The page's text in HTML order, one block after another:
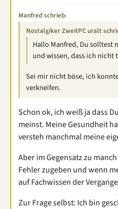
Manfred schrieb:
Nostalgiker ZweitPC uralt
Hallo Manfred, Du solltest
und wissen, dass ich nicht
Sei mir nicht böse, ich
verkneifen.
Schon ok, ich weiß ja dass
meinst. Meine Gesundheit
versteh manchmal meine
Aber im Gegensatz zu
Fehler zugeben und wenn
auf Fachwissen der
Zur Frage selbst: Ich bin